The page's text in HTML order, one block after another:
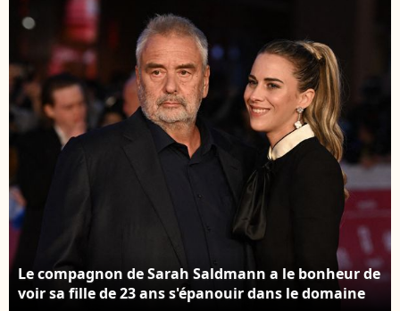
l'Élysée à Paris, le 6
mai 2024.Photo by
Eliot
Blondet/ABACAPRESS.COM
d'État officiel dans le
cadre de la visite d'État
de deux jours du
président chinois en
France, au palais de
l'Élysée à Paris Photo
by Eliot
Blondet/
Le compagnon de Sarah Saldmann a le bonheur de
voir sa fille de 23 ans s'épanouir dans le domaine